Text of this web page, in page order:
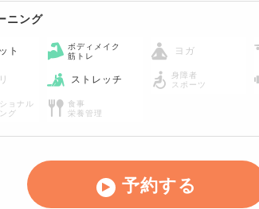
ニング
ト
ボディメイク
筋トレ
ヨガ
ストレッチ
身障者
スポーツ
ョナル
グ
食事
栄養管理
予約する